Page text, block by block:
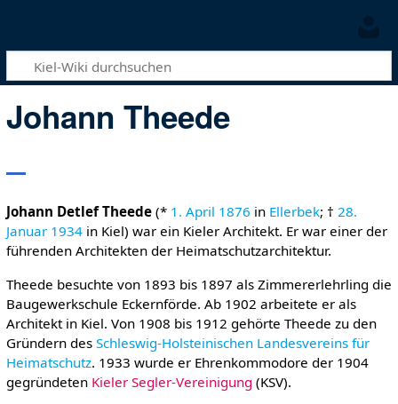
Johann Theede
Johann Detlef Theede(* 1. April 1876 in Ellerbek; † 28.
Januar 1934in Kiel) war ein Kieler Architekt. Er war einer der
führenden Architekten der Heimatschutzarchitektur.
Theede besuchte von 1893 bis 1897 als Zimmererlehrling die
Baugewerkschule Eckernförde. Ab 1902 arbeitete er als
Architekt in Kiel. Von 1908 bis 1912 gehörte Theede zu den
Gründern des Schleswig-Holsteinischen Landesvereins für
Heimatschutz. 1933 wurde er Ehrenkommodore der 1904
gegründeten Kieler Segler-Vereinigung (KSV).